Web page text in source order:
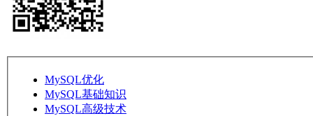
MySQL优化
MySQL基础知识
MySQL高级技术